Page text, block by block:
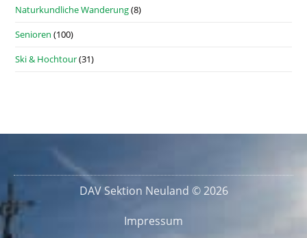
Naturkundliche Wanderung(8)
Senioren (100)
Ski & Hochtour(31)
DAV Sektion Neuland © 2026
Impressum